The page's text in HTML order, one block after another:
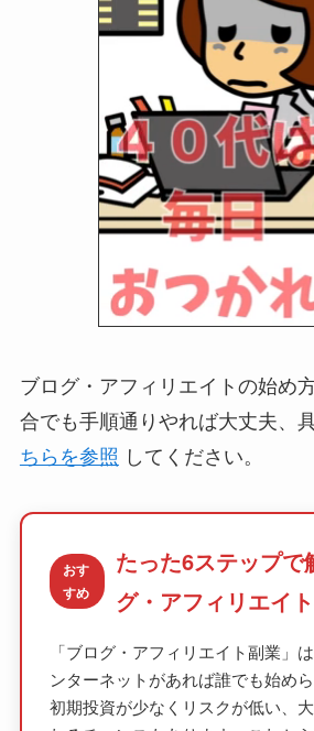
ブログ・アフィリエイトの始め
合でも手順通りやれば大丈夫、
ちらを参照 してください。
おす
すめ
たった6ステップで
グ・アフィリエイ
「ブログ・アフィリエイト副業」
ンターネットがあれば誰でも始めら
初期投資が少なくリスクが低い、